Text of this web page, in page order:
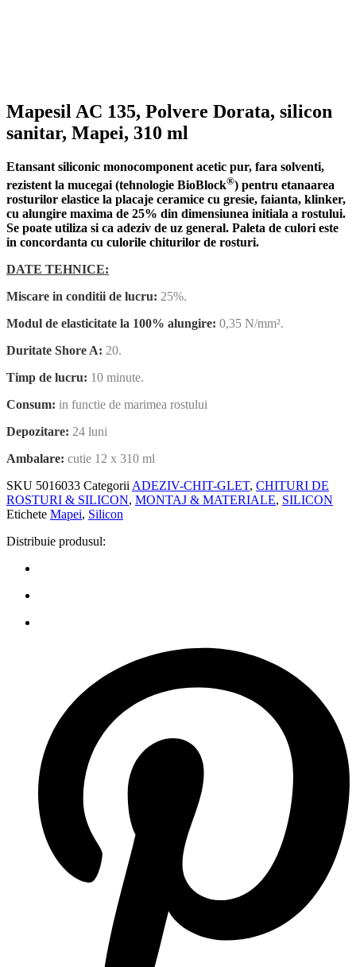
Mapesil AC 135, Polvere Dorata, silicon
sanitar, Mapei, 310 ml
Etansant siliconic monocomponent acetic pur, fara solventi,
rezistent la mucegai (tehnologie BioBlock®) pentru etanaarea
rosturilor elastice la placaje ceramice cu gresie, faianta, klinker,
cu alungire maxima de 25% din dimensiunea initiala a rostului.
Se poate utiliza si ca adeziv de uz general. Paleta de culori este
in concordanta cu culorile chiturilor de rosturi.
DATE TEHNICE:
Miscare in conditii de lucru: 25%.
Modul de elasticitate la 100% alungire: 0,35 N/mm².
Duritate Shore A: 20.
Timp de lucru: 10 minute.
Consum: in functie de marimea rostului
Depozitare: 24 luni
Ambalare: cutie 12 x 310 ml
SKU 5016033 Categorii ADEZIV-CHIT-GLET, CHITURI DE
ROSTURI & SILICON, MONTAJ & MATERIALE, SILICON
Etichete Mapei, Silicon
Distribuie produsul: